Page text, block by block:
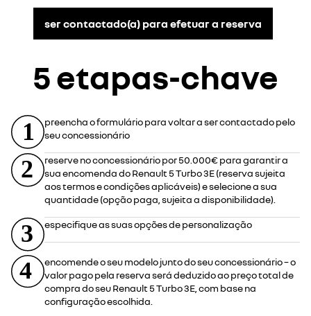
ser contactado(a) para efetuar a reserva
5 etapas-chave
preencha o formulário para voltar a ser contactado pelo
seu concessionário
reserve no concessionário por 50.000€ para garantir a
sua encomenda do Renault 5 Turbo 3E (reserva sujeita
aos termos e condições aplicáveis) e selecione a sua
quantidade (opção paga, sujeita a disponibilidade).
especifique as suas opções de personalização
encomende o seu modelo junto do seu concessionário – o
valor pago pela reserva será deduzido ao preço total de
compra do seu Renault 5 Turbo 3E, com base na
configuração escolhida.